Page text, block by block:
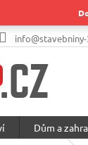
info@stavebniny-
Dům a